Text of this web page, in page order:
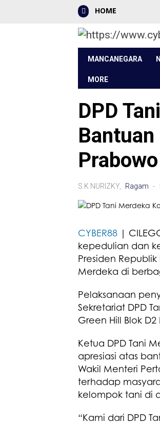
HOME
MANCANEGARA
MORE
DPD
Prabowo
S.K NURIZKY, Ragam -
CYBER88 |
kepedulian dan
Presiden
Merdeka di
Pelaksanaan
Sekretariat DPD
Green Hill Blok
Ketua DPD Tani
apresiasi atas
Wakil Menteri
terhadap
kelompok tani di
“Kami dari DPD